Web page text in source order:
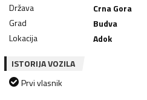
Država
Crna Gora
Grad
Budva
Lokacija
Adok
ISTORIJA VOZILA
Prvi vlasnik